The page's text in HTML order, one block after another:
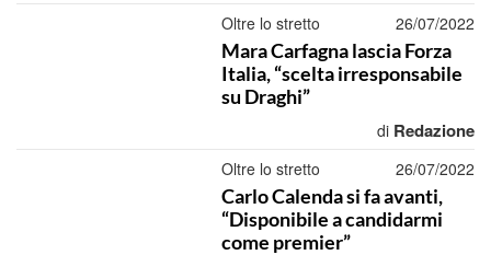
Oltre lo stretto 26/07/2022
Mara Carfagna lascia Forza
Italia, “scelta irresponsabile
su Draghi”
di Redazione
Oltre lo stretto 26/07/2022
Carlo Calenda si fa avanti,
“Disponibile a candidarmi
come premier”